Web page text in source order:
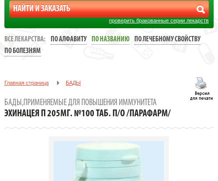
проверить бракованные серии лекарств
ВСЕ ЛЕКАРСТВА: ПО АЛФАВИТУ ПО НАЗВАНИЮ
ПО ЛЕЧЕБНОМУ СВОЙСТВУ
ПО БОЛЕЗНЯМ
Главная страница БАДЫ
ЭХИНАЦЕЯ П 205МГ. №100 ТАБ. П/О /ПАРАФАРМ/
БАДЫ,ПРИМЕНЯЕМЫЕ ДЛЯ ПОВЫШЕНИЯ ИММУНИТЕТА
ЭХИНАЦЕЯ П 205МГ. №100 ТАБ. П/О /ПАРАФАРМ/